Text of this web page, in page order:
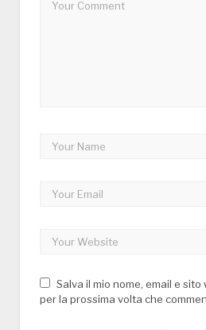
Salva il mio nome, email e
per la prossima volta che